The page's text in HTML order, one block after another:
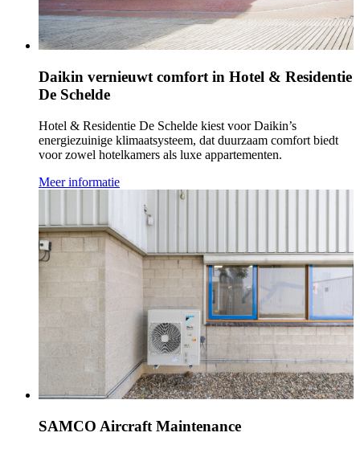
Daikin vernieuwt comfort in Hotel & Residentie
De Schelde
Hotel & Residentie De Schelde kiest voor Daikin’s
energiezuinige klimaatsysteem, dat duurzaam comfort biedt
voor zowel hotelkamers als luxe appartementen.
Meer informatie
SAMCO Aircraft Maintenance